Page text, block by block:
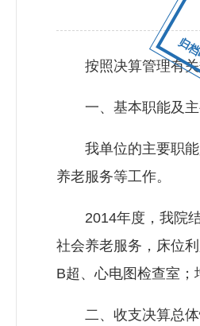
归
按照决算管理有关
一、基本职能及主
我单位的主要职能
养老服务等工作。
2014年度，我院结
社会养老服务，床位
B超、心电图检查室
二、收支决算总体